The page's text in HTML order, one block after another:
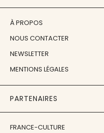
À PROPOS
NOUS CONTACTER
NEWSLETTER
MENTIONS LÉGALES
PARTENAIRES
FRANCE-CULTURE